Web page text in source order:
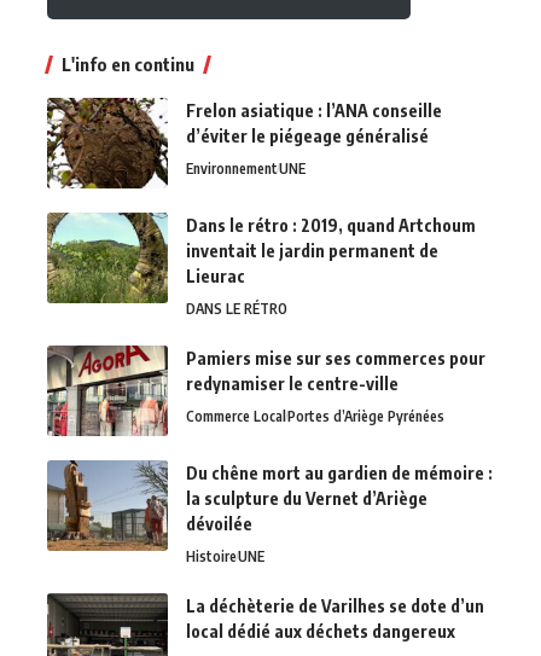
L'info en continu
Frelon asiatique : l’ANA conseille
d’éviter le piégeage généralisé
EnvironnementUNE
Dans le rétro : 2019, quand Artchoum
inventait le jardin permanent de
Lieurac
DANS LE RÉTRO
Pamiers mise sur ses commerces pour
redynamiser le centre-ville
Commerce LocalPortes d’Ariège Pyrénées
Du chêne mort au gardien de mémoire :
la sculpture du Vernet d’Ariège
dévoilée
HistoireUNE
La déchèterie de Varilhes se dote d’un
local dédié aux déchets dangereux